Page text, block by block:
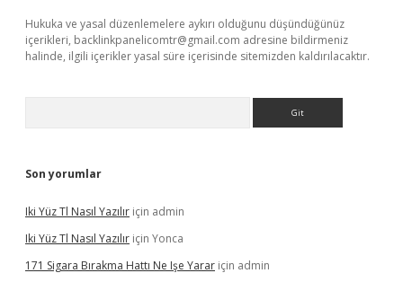
Hukuka ve yasal düzenlemelere aykırı olduğunu düşündüğünüz
içerikleri, backlinkpanelicomtr@gmail.com adresine bildirmeniz
halinde, ilgili içerikler yasal süre içerisinde sitemizden kaldırılacaktır.
Son yorumlar
Iki Yüz Tl Nasıl Yazılır için admin
Iki Yüz Tl Nasıl Yazılır için Yonca
171 Sigara Bırakma Hattı Ne Işe Yarar için admin